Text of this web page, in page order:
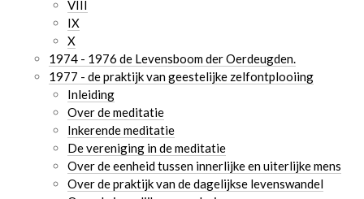
VIII
IX
X
1974 - 1976 de Levensboom der Oerdeugden.
1977 - de praktijk van geestelijke zelfontplooiing
Inleiding
Over de meditatie
Inkerende meditatie
De vereniging in de meditatie
Over de eenheid tussen innerlijke en uiterlijke mens
Over de praktijk van de dagelijkse levenswandel